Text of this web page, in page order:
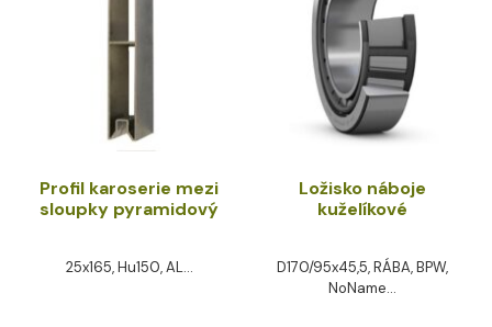
Profil karoserie mezi
sloupky pyramidový
25x165, Hu150, AL...
Ložisko náboje
kuželíkové
D170/95x45,5, RÁBA, BPW,
NoName...